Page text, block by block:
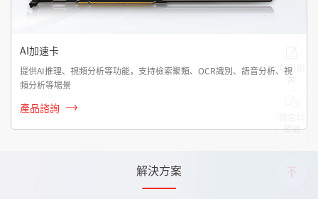
AI加速卡
提供AI推理、視頻分析等功能，支持檢索聚類、OCR識別、語音分析、視
頻分析等場景
產品諮詢
解決方案
項目諮
眾號